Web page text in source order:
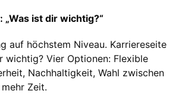
„Was ist dir wichtig?“
auf höchstem Niveau. Karriereseite
wichtig? Vier Optionen: Flexible
Nachhaltigkeit, Wahl zwischen
Zeit.